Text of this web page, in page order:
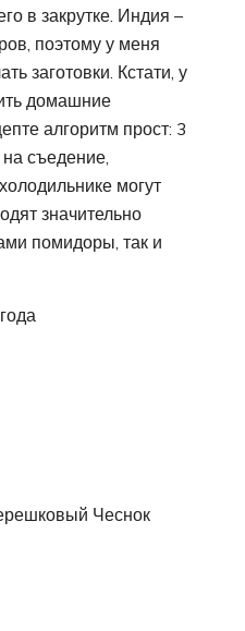
в закрутке. Индия –
поэтому у меня
заготовки. Кстати, у
домашние
алгоритм прост: 3
съедение,
могут
значительно
помидоры, так и
Чеснок